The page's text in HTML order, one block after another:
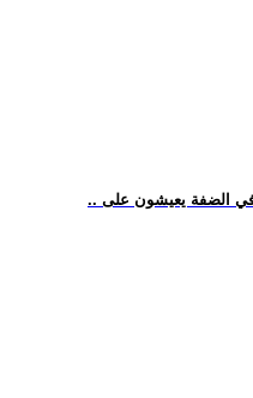
في الضفة يعيشون على